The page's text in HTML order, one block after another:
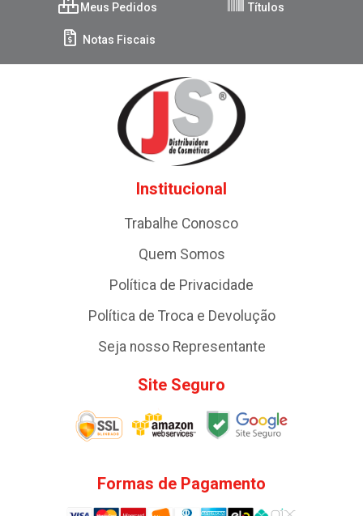
Meus Pedidos Títulos
Notas Fiscais
Institucional
Trabalhe Conosco
Quem Somos
Política de Privacidade
Política de Troca e Devolução
Seja nosso Representante
Site Seguro
Formas de Pagamento